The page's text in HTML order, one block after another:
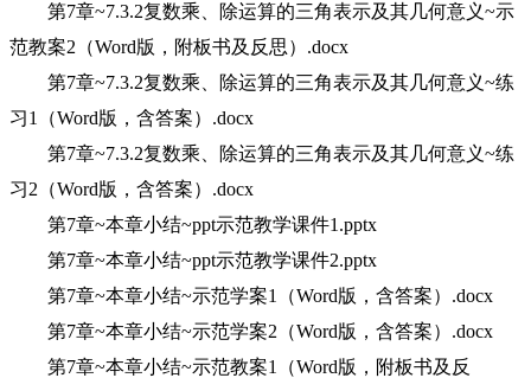
第7章~7.3.2复数乘、除运算的三角表示及其几何意义~示
范教案2（Word版，附板书及反思）.docx
第7章~7.3.2复数乘、除运算的三角表示及其几何意义~练
习1（Word版，含答案）.docx
第7章~7.3.2复数乘、除运算的三角表示及其几何意义~练
习2（Word版，含答案）.docx
第7章~本章小结~ppt示范教学课件1.pptx
第7章~本章小结~ppt示范教学课件2.pptx
第7章~本章小结~示范学案1（Word版，含答案）.docx
第7章~本章小结~示范学案2（Word版，含答案）.docx
第7章~本章小结~示范教案1（Word版，附板书及反